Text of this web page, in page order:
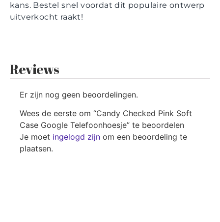
kans. Bestel snel voordat dit populaire ontwerp
uitverkocht raakt!
Reviews
Er zijn nog geen beoordelingen.
Wees de eerste om “Candy Checked Pink Soft
Case Google Telefoonhoesje” te beoordelen
Je moet ingelogd zijn om een beoordeling te
plaatsen.